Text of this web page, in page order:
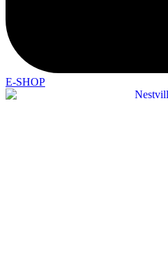
E-SHOP